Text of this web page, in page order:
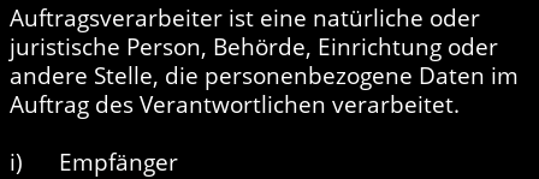
Auftragsverarbeiter ist eine natürliche oder
juristische Person, Behörde, Einrichtung oder
andere Stelle, die personenbezogene Daten im
Auftrag des Verantwortlichen verarbeitet.
i) Empfänger